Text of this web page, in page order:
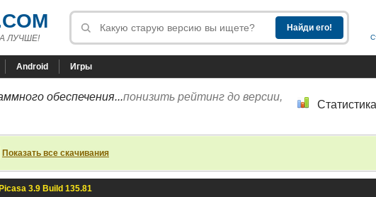
ЛУЧШЕ!
Android Игры
обеспечения...понизить рейтинг до версии,
Показать все скачивания
Picasa 3.9 Build 135.81